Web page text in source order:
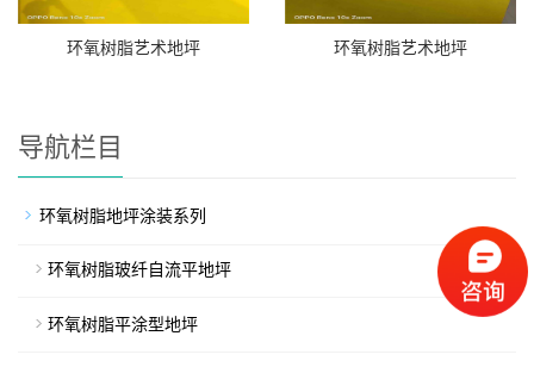
环氧树脂艺术地坪 环氧树脂艺术地坪
导航栏目
环氧树脂地坪涂装系列
环氧树脂玻纤自流平地坪
环氧树脂平涂型地坪